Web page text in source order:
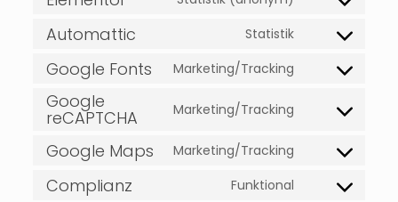
Consent
service
Automattic Statistik
Consent
service
Google Fonts Marketing/Tracking
Consent
service
Google
reCAPTCHA Marketing/Tracking
Consent
service
recaptcha
Google Maps Marketing/Tracking
Consent
service
Complianz Funktional
Consent